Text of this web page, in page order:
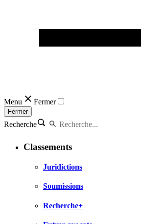
Menu Fermer
Fermer
Recherche
Classements
Juridictions
Soumissions
Recherche+